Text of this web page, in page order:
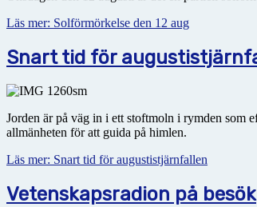
Läs mer: Solförmörkelse den 12 aug
Snart tid för
Jorden är på väg in i ett stoftmoln i rymden som
allmänheten för att guida på himlen.
Läs mer: Snart tid för augustistjärnfallen
Vetenskapsradion på besök